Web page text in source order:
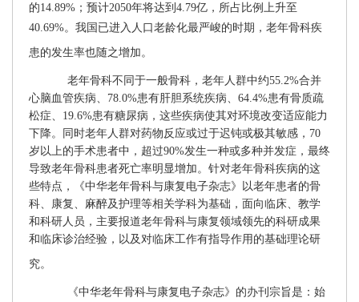
的14.89% ；预计2050年将达到 4.79亿，所占比例上升至
40.69%。我国已进入人口老龄化最严峻的时期，老年骨科疾
患的发生率也随之增加。
老年骨科不同于一般骨科，老年人群中约55.2%合并
心脑血管疾病、 78.0%患有肝胆系统疾病、 64.4%患有骨质疏
松症、 19.6%患有糖尿病，这些疾病使其对环境改变适应能力
下降。同时老年人群对药物反应或过于迟钝或极其敏感， 70
岁以上 的手术患者中，超过90%发生一种或多种并发症，最终
导致老年骨科患者死亡率明显增加。针对老年骨科疾病的这
些特点，
《中华老年骨科与康复电子杂志》以老年患者的骨
科、康复、麻醉及护理等相关学科为基础，面向临床、教学
和科研人员，主要报道老年骨科与康复领域领先的科研成果
和临床诊治经验，以及对临床工作有指导作用的基础理论研
究。
《中华老年骨科与康复电子杂志》的办刊宗旨是：始